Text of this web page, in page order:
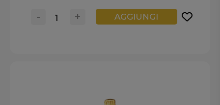
+
- AGGIUNGI